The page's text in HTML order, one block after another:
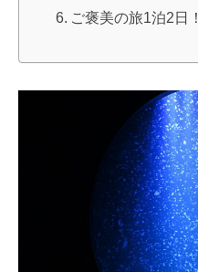
ご褒美の旅1泊2日！